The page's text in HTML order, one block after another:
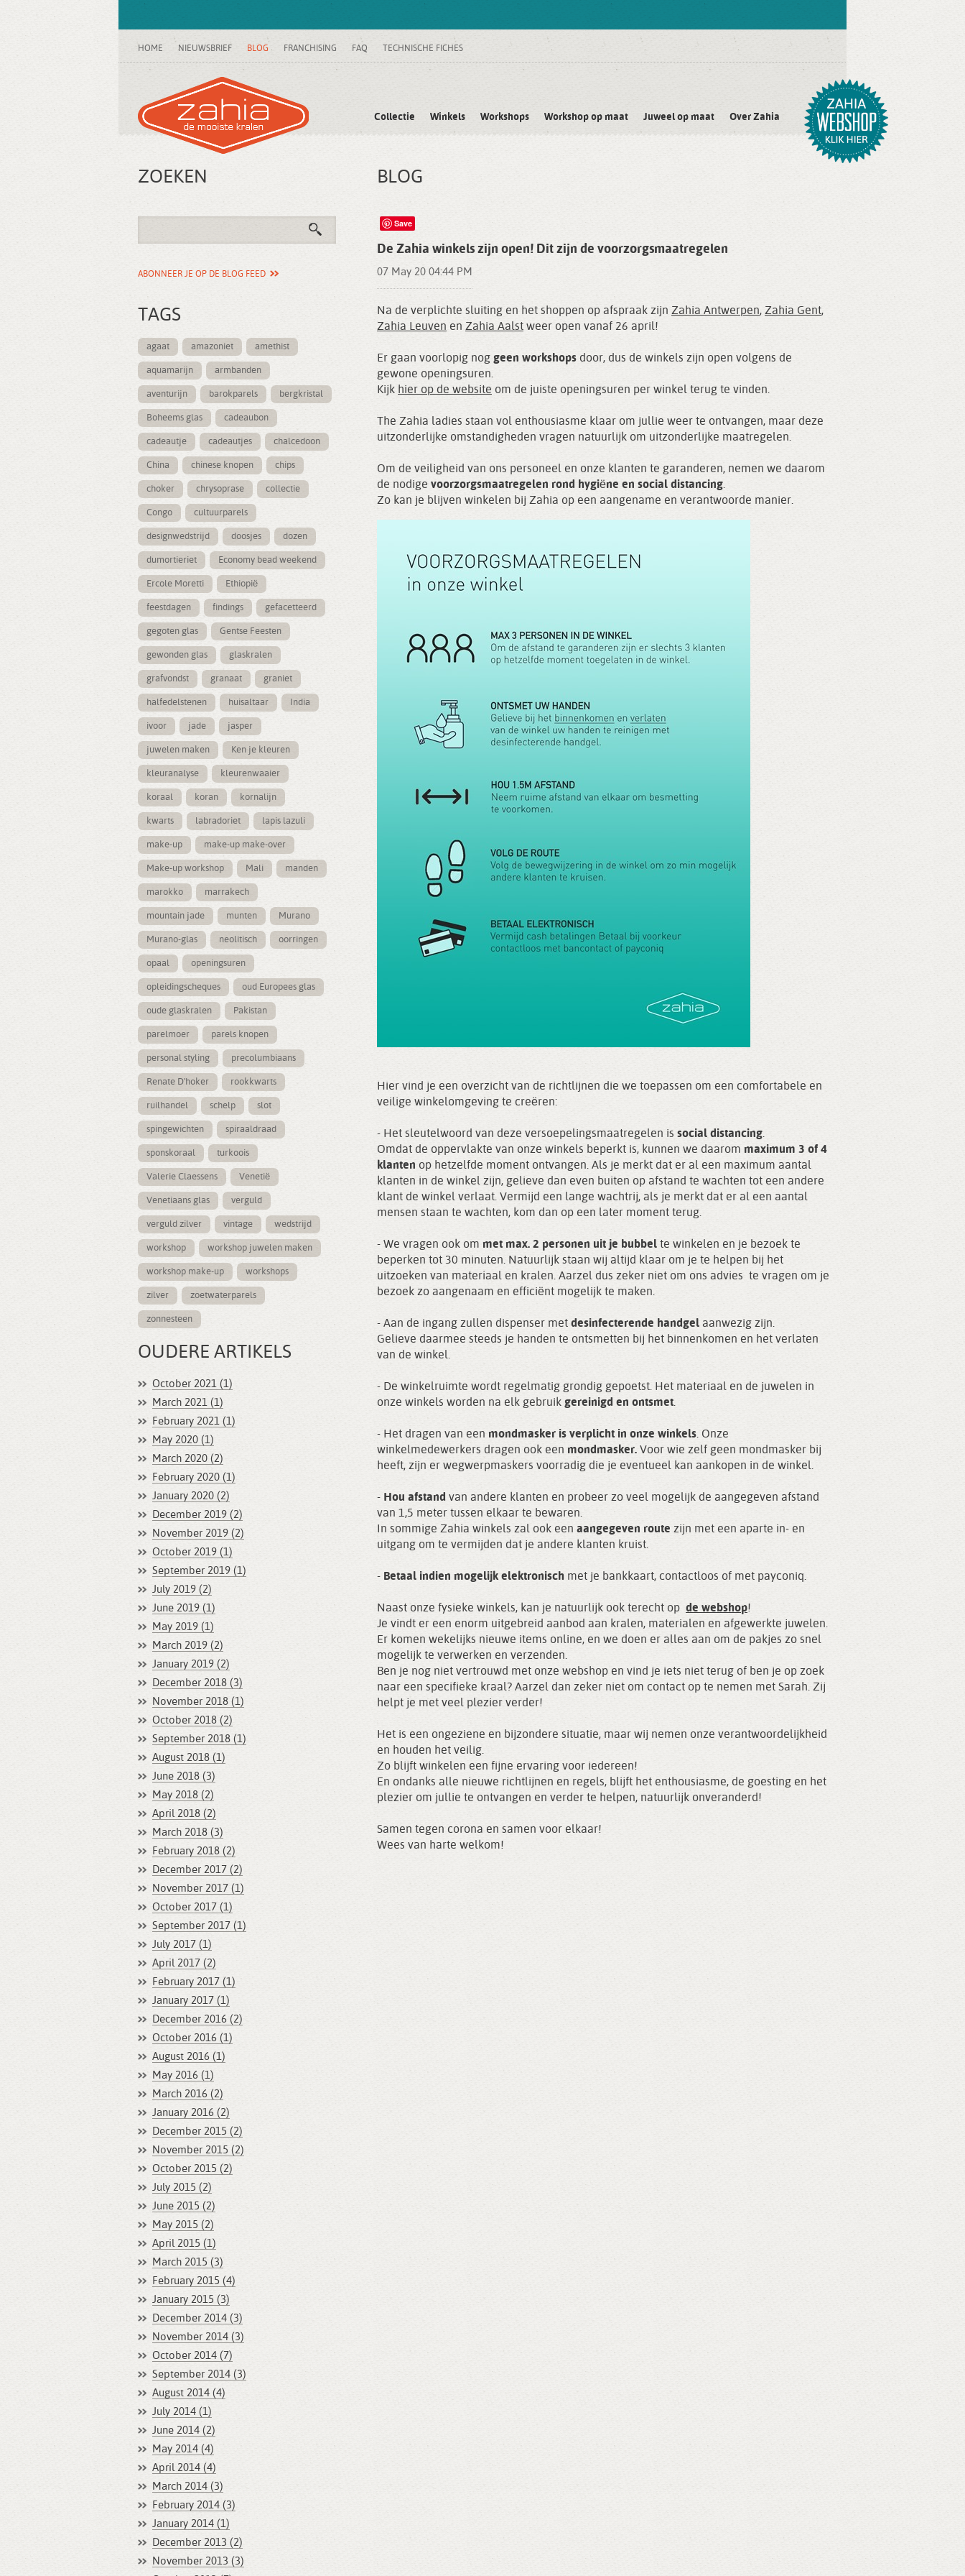
HOME NIEUWSBRIEF BLOG FRANCHISING FAQ TECHNISCHE FICHES
Collectie Winkels Workshops Workshop op maat Juweel op maat Over Zahia
BLOG
Save
De Zahia winkels zijn open! Dit zijn de voorzorgsmaatregelen
07 May 20 04:44 PM
Na de verplichte sluiting en het shoppen op afspraak zijn Zahia Antwerpen, Zahia Gent,
Zahia Leuven en Zahia Aalst weer open vanaf 26 april!
Er gaan voorlopig nog geen workshops door, dus de winkels zijn open volgens de
gewone openingsuren.
Kijk hier op de website om de juiste openingsuren per winkel terug te vinden.
The Zahia ladies staan vol enthousiasme klaar om jullie weer te ontvangen, maar deze
uitzonderlijke omstandigheden vragen natuurlijk om uitzonderlijke maatregelen.
Om de veiligheid van ons personeel en onze klanten te garanderen, nemen we daarom
de nodige voorzorgsmaatregelen rond hygiëne en social distancing.
Zo kan je blijven winkelen bij Zahia op een aangename en verantwoorde manier.
Hier vind je een overzicht van de richtlijnen die we toepassen om een comfortabele en
veilige winkelomgeving te creëren:
- Het sleutelwoord van deze versoepelingsmaatregelen is social distancing.
Omdat de oppervlakte van onze winkels beperkt is, kunnen we daarom maximum 3 of 4
klanten op hetzelfde moment ontvangen. Als je merkt dat er al een maximum aantal
klanten in de winkel zijn, gelieve dan even buiten op afstand te wachten tot een andere
klant de winkel verlaat. Vermijd een lange wachtrij, als je merkt dat er al een aantal
mensen staan te wachten, kom dan op een later moment terug.
- We vragen ook om met max. 2 personen uit je bubbel te winkelen en je bezoek te
beperken tot 30 minuten. Natuurlijk staan wij altijd klaar om je te helpen bij het
uitzoeken van materiaal en kralen. Aarzel dus zeker niet om ons advies te vragen om je
bezoek zo aangenaam en efficiënt mogelijk te maken.
- Aan de ingang zullen dispenser met desinfecterende handgel aanwezig zijn.
Gelieve daarmee steeds je handen te ontsmetten bij het binnenkomen en het verlaten
van de winkel.
- De winkelruimte wordt regelmatig grondig gepoetst. Het materiaal en de juwelen in
onze winkels worden na elk gebruik gereinigd en ontsmet.
- Het dragen van een mondmasker is verplicht in onze winkels. Onze
winkelmedewerkers dragen ook een mondmasker. Voor wie zelf geen mondmasker bij
heeft, zijn er wegwerpmaskers voorradig die je eventueel kan aankopen in de winkel.
- Hou afstand van andere klanten en probeer zo veel mogelijk de aangegeven afstand
van 1,5 meter tussen elkaar te bewaren.
In sommige Zahia winkels zal ook een aangegeven route zijn met een aparte in- en
uitgang om te vermijden dat je andere klanten kruist.
- Betaal indien mogelijk elektronisch met je bankkaart, contactloos of met payconiq.
Naast onze fysieke winkels, kan je natuurlijk ook terecht op de webshop!
Je vindt er een enorm uitgebreid aanbod aan kralen, materialen en afgewerkte juwelen.
Er komen wekelijks nieuwe items online, en we doen er alles aan om de pakjes zo snel
mogelijk te verwerken en verzenden.
Ben je nog niet vertrouwd met onze webshop en vind je iets niet terug of ben je op zoek
naar een specifieke kraal? Aarzel dan zeker niet om contact op te nemen met Sarah. Zij
helpt je met veel plezier verder!
Het is een ongeziene en bijzondere situatie, maar wij nemen onze verantwoordelijkheid
en houden het veilig.
Zo blijft winkelen een fijne ervaring voor iedereen!
En ondanks alle nieuwe richtlijnen en regels, blijft het enthousiasme, de goesting en het
plezier om jullie te ontvangen en verder te helpen, natuurlijk onveranderd!
Samen tegen corona en samen voor elkaar!
Wees van harte welkom!
ZOEKEN
ABONNEER JE OP DE BLOG FEED
TAGS
agaat amazoniet amethist
aquamarijn armbanden
aventurijn barokparels bergkristal
Boheems glas cadeaubon
cadeautje cadeautjes chalcedoon
China chinese knopen chips
choker chrysoprase collectie
Congo cultuurparels
designwedstrijd doosjes dozen
dumortieriet Economy bead weekend
Ercole Moretti Ethiopië
feestdagen findings gefacetteerd
gegoten glas Gentse Feesten
gewonden glas glaskralen
grafvondst granaat graniet
halfedelstenen huisaltaar India
ivoor jade jasper
juwelen maken Ken je kleuren
kleuranalyse kleurenwaaier
koraal koran kornalijn
kwarts labradoriet lapis lazuli
make-up make-up make-over
Make-up workshop Mali manden
marokko marrakech
mountain jade munten Murano
Murano-glas neolitisch oorringen
opaal openingsuren
opleidingscheques oud Europees glas
oude glaskralen Pakistan
parelmoer parels knopen
personal styling precolumbiaans
Renate D'hoker rookkwarts
ruilhandel schelp slot
spingewichten spiraaldraad
sponskoraal turkoois
Valerie Claessens Venetië
Venetiaans glas verguld
verguld zilver vintage wedstrijd
workshop workshop juwelen maken
workshop make-up workshops
zilver zoetwaterparels
zonnesteen
OUDERE ARTIKELS
October 2021 (1)
March 2021 (1)
February 2021 (1)
May 2020 (1)
March 2020 (2)
February 2020 (1)
January 2020 (2)
December 2019 (2)
November 2019 (2)
October 2019 (1)
September 2019 (1)
July 2019 (2)
June 2019 (1)
May 2019 (1)
March 2019 (2)
January 2019 (2)
December 2018 (3)
November 2018 (1)
October 2018 (2)
September 2018 (1)
August 2018 (1)
June 2018 (3)
May 2018 (2)
April 2018 (2)
March 2018 (3)
February 2018 (2)
December 2017 (2)
November 2017 (1)
October 2017 (1)
September 2017 (1)
July 2017 (1)
April 2017 (2)
February 2017 (1)
January 2017 (1)
December 2016 (2)
October 2016 (1)
August 2016 (1)
May 2016 (1)
March 2016 (2)
January 2016 (2)
December 2015 (2)
November 2015 (2)
October 2015 (2)
July 2015 (2)
June 2015 (2)
May 2015 (2)
April 2015 (1)
March 2015 (3)
February 2015 (4)
January 2015 (3)
December 2014 (3)
November 2014 (3)
October 2014 (7)
September 2014 (3)
August 2014 (4)
July 2014 (1)
June 2014 (2)
May 2014 (4)
April 2014 (4)
March 2014 (3)
February 2014 (3)
January 2014 (1)
December 2013 (2)
November 2013 (3)